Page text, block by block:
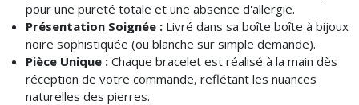
pour une pureté totale et une absence d'allergie.
Présentation Soignée : Livré dans sa boîte boîte à bijoux
noire sophistiquée (ou blanche sur simple demande).
Pièce Unique : Chaque bracelet est réalisé à la main dès
réception de votre commande, reflétant les nuances
naturelles des pierres.